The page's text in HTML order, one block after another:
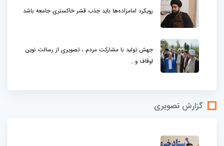
رویکرد امامزاده‌ها باید جذب قشر خاکستری جامعه باشد
جهش تولید با مشارکت مردم ، تصویری از رسالت نوین
اوقاف و...
گزارش تصویری